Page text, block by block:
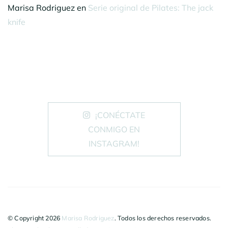
Marisa Rodriguez en Serie original de Pilates: The jack
knife
¡CONÉCTATE
CONMIGO EN
INSTAGRAM!
© Copyright 2026 Marisa Rodriguez. Todos los derechos reservados.